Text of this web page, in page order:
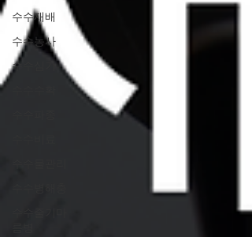
수수재배
수수농사
수수심기